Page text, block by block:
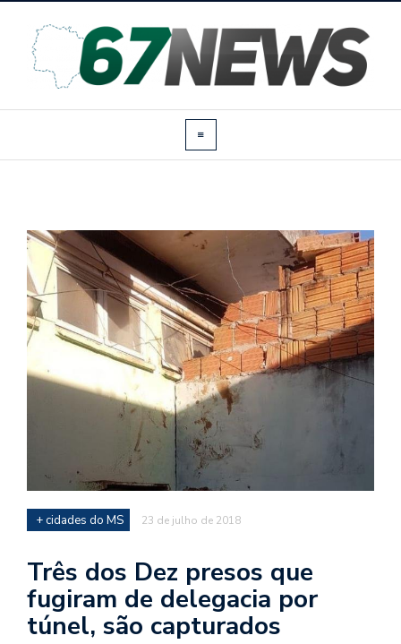
+ cidades do MS 23 de julho de 2018
Três dos Dez presos que
fugiram de delegacia por
túnel, são capturados